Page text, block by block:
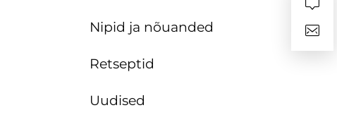
Nipid ja nõuanded
Retseptid
Uudised